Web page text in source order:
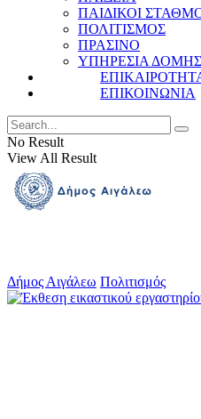
ΠΑΙΔΙΚΟΙ
ΠΟΛΙΤΙΣΜΟΣ
ΠΡΑΣΙΝΟ
ΥΠΗΡΕΣΙΑ
ΕΠΙΚΟΙΝΩΝΙΑ
No Result
View All Result
Δήμος Αιγάλεω Πολιτισμός